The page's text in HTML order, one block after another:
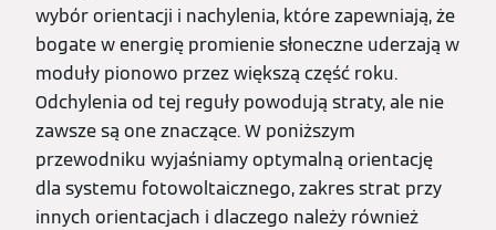
wybór orientacji i nachylenia, które zapewniają, że
bogate w energię promienie słoneczne uderzają w
moduły pionowo przez większą część roku.
Odchylenia od tej reguły powodują straty, ale nie
zawsze są one znaczące. W poniższym
przewodniku wyjaśniamy optymalną orientację
dla systemu fotowoltaicznego, zakres strat przy
innych orientacjach i dlaczego należy również